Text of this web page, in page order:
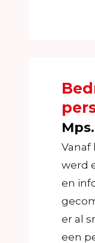
werd
en
er al
een